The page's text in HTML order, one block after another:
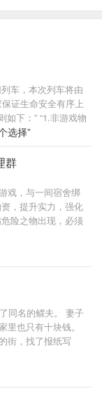
车，本次列车将由
证生命安全有序上
如下：” “1.非游戏物
“2.必须消费。（列
灯之后请勿开灯。
车鼓励偷袭、斗
意选择。” “祝您
选择”
群
戏，与一间宿舍绑
，提升实力，强化
险之物出现，必须
这里，他可以窥探
同名的鳏夫。 妻子
里也只有十块钱。
街，找了报纸写
，翠城城郊一民屋
会儿你男友给你的
战，警车带走了穷